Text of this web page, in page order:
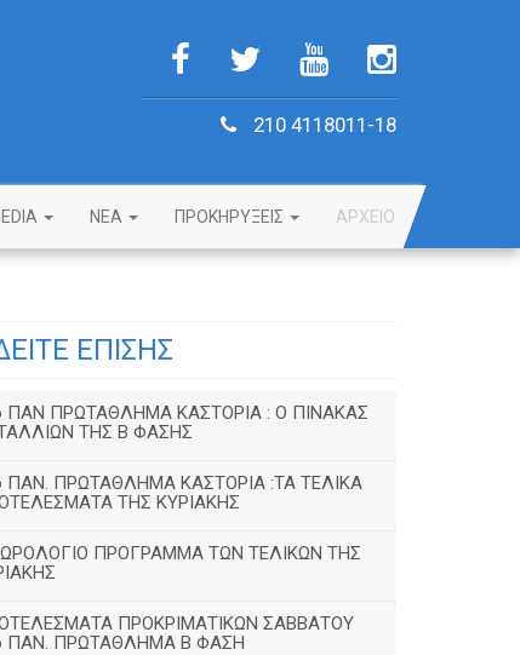
210 4118011-18
NEA ΠΡΟΚΗΡΥΞΕΙΣ ΑΡΧΕΙΟ
ΕΠΙΣΗΣ
ΠΑΝ ΠΡΩΤΑΘΛΗΜΑ ΚΑΣΤΟΡΙΑ : Ο ΠΙΝΑΚΑΣ
ΤΗΣ Β ΦΑΣΗΣ
ΠΑΝ. ΠΡΩΤΑΘΛΗΜΑ ΚΑΣΤΟΡΙΑ :ΤΑ ΤΕΛΙΚΑ
ΤΗΣ ΚΥΡΙΑΚΗΣ
ΠΡΟΓΡΑΜΜΑ ΤΩΝ ΤΕΛΙΚΩΝ ΤΗΣ
ΠΡΟΚΡΙΜΑΤΙΚΩΝ ΣΑΒΒΑΤΟΥ
ΠΑΝ. ΠΡΩΤΑΘΛΗΜΑ Β ΦΑΣΗ